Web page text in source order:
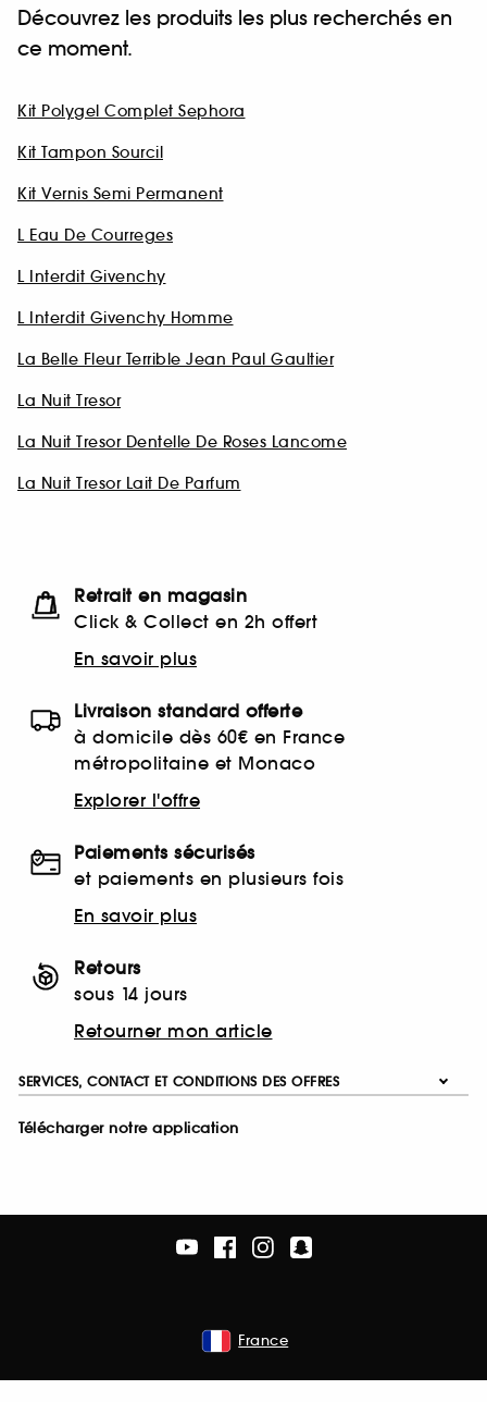
Découvrez les produits les plus recherchés en
ce moment.
Kit Polygel Complet Sephora
Kit Tampon Sourcil
Kit Vernis Semi Permanent
L Eau De Courreges
L Interdit Givenchy
L Interdit Givenchy Homme
La Belle Fleur Terrible Jean Paul Gaultier
La Nuit Tresor
La Nuit Tresor Dentelle De Roses Lancome
La Nuit Tresor Lait De Parfum
Retrait en magasin
Click & Collect en 2h offert
En savoir plus
Livraison standard offerte
à domicile dès 60€ en France
métropolitaine et Monaco
Explorer l'offre
Paiements sécurisés
et paiements en plusieurs fois
En savoir plus
Retours
sous 14 jours
Retourner mon article
SERVICES, CONTACT ET CONDITIONS DES OFFRES
Télécharger notre application
France